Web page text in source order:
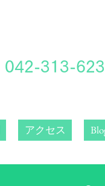
​042-313-
アクセス